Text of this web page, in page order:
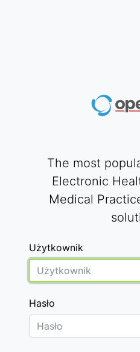
The most
Electronic
Medical
Użytkownik
Hasło